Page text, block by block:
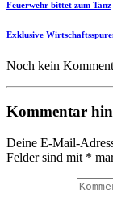
Feuerwehr bittet zum Tanz
Exklusive
Noch kein
Kommentar
Deine E-Mail-
Felder sind mit *